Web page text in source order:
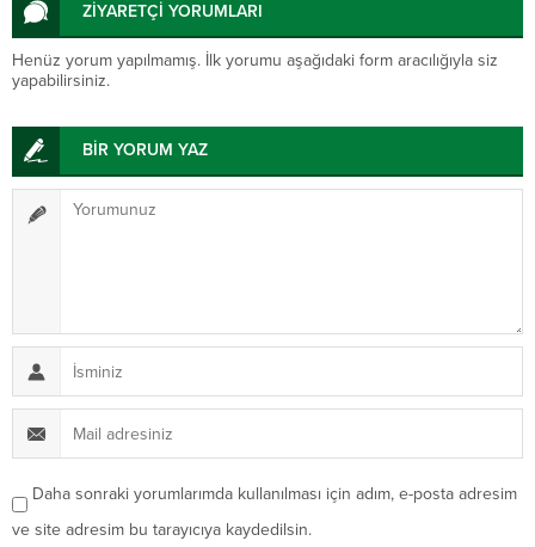
ZİYARETÇİ YORUMLARI
Henüz yorum yapılmamış. İlk yorumu aşağıdaki form aracılığıyla siz
yapabilirsiniz.
BİR YORUM YAZ
Daha sonraki yorumlarımda kullanılması için adım, e-posta adresim
ve site adresim bu tarayıcıya kaydedilsin.